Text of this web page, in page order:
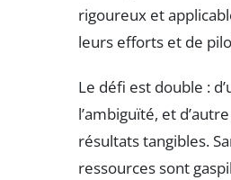
rigoureux et
leurs efforts et de
Le défi est double :
l’ambiguïté, et
résultats tangibles.
ressources sont